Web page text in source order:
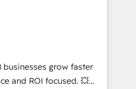
setup •
and data cleanups •
📈 End-to-
Lifecycle marketing and
Sales enablement tools
strategies with
grow faster
and ROI focused. 💥